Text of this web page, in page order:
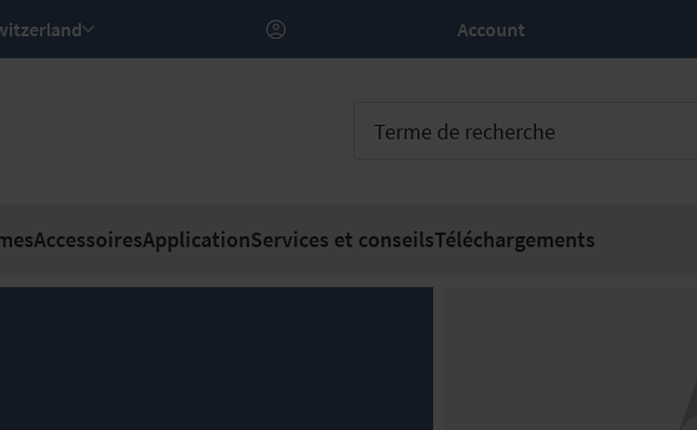
– Switzerland Account
AccessoiresApplicationServices et conseilsTéléchargements